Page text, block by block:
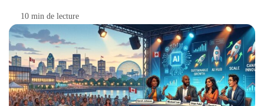
10 min de lecture